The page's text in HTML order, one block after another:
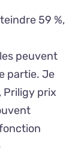
59 %,
peuvent
partie. Je
Priligy prix